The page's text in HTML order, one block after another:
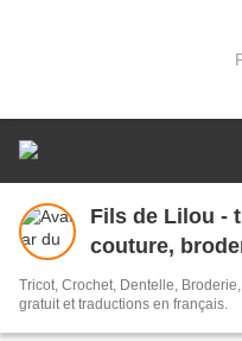
Fils de Lilou -
couture,
Tricot, Crochet, Dentelle,
gratuit et traductions en français.